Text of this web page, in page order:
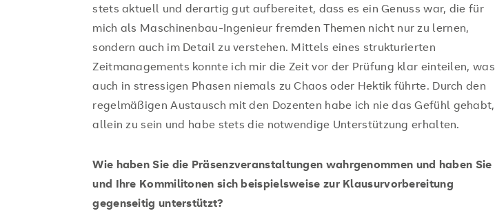
stets aktuell und derartig gut aufbereitet, dass es ein Genuss war, die für
mich als Maschinenbau-Ingenieur fremden Themen nicht nur zu lernen,
sondern auch im Detail zu verstehen. Mittels eines strukturierten
Zeitmanagements konnte ich mir die Zeit vor der Prüfung klar einteilen, was
auch in stressigen Phasen niemals zu Chaos oder Hektik führte. Durch den
regelmäßigen Austausch mit den Dozenten habe ich nie das Gefühl gehabt,
allein zu sein und habe stets die notwendige Unterstützung erhalten.
Wie haben Sie die Präsenzveranstaltungen wahrgenommen und haben Sie
und Ihre Kommilitonen sich beispielsweise zur Klausurvorbereitung
gegenseitig unterstützt?